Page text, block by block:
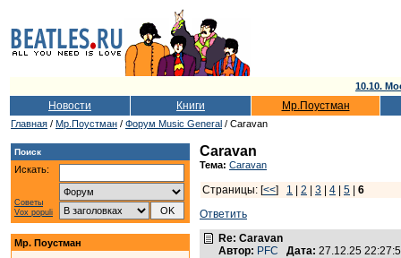
10.10.
Новости Книги Мр.Поустман
Главная / Мр.Поустман / Форум Music General / Caravan
Поиск
Искать:
Советы
Vox populi
Мр. Поустман
Caravan
Тема: Caravan
Страницы: [<<] 1 2 3 4 5
6
Ответить
Re: Caravan
Автор: PFC Дата: 27.12.25